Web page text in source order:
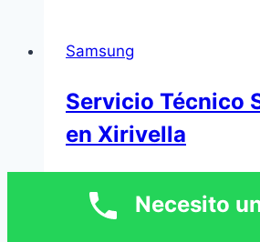
Samsung
Servicio Técnico
en Xirivella
Ofrecemos un servicio
Necesito